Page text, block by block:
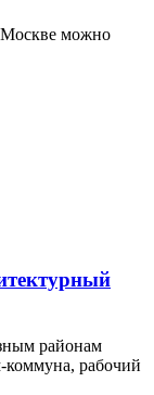
Москве можно
районам
коммуна, рабочий